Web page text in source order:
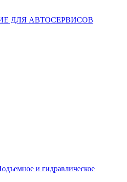
ДЛЯ АВТОСЕРВИСОВ
и гидравлическое